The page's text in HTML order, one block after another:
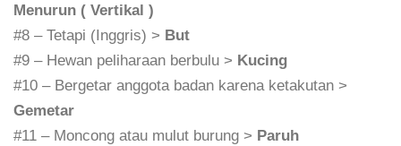
Menurun ( Vertikal )
#8 – Tetapi (Inggris) > But
#9 – Hewan peliharaan berbulu > Kucing
#10 – Bergetar anggota badan karena ketakutan >
Gemetar
#11 – Moncong atau mulut burung > Paruh